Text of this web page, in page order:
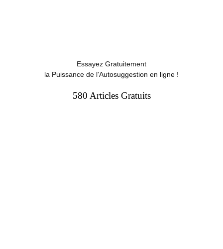
Essayez Gratuitement
la Puissance de l'Autosuggestion en ligne !
580 Articles Gratuits